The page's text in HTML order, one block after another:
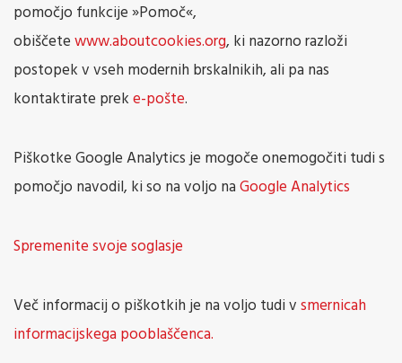
pomočjo funkcije »Pomoč«,
obiščetewww.aboutcookies.org, ki nazorno razloži
postopek v vseh modernih brskalnikih, ali pa nas
kontaktirate preke-pošte.
Piškotke Google Analytics je mogoče onemogočiti tudi s
pomočjo navodil, ki so na voljo naGoogle Analytics
Spremenite svoje soglasje
Več informacij o piškotkih je na voljo tudi vsmernicah
informacijskega pooblaščenca.